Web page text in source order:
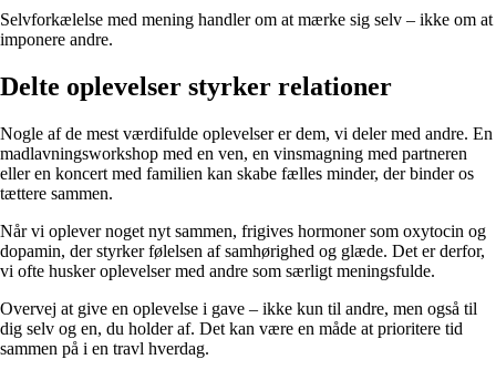
Selvforkælelse med mening handler om at mærke sig selv – ikke om at
imponere andre.
Delte oplevelser styrker relationer
Nogle af de mest værdifulde oplevelser er dem, vi deler med andre. En
madlavningsworkshop med en ven, en vinsmagning med partneren
eller en koncert med familien kan skabe fælles minder, der binder os
tættere sammen.
Når vi oplever noget nyt sammen, frigives hormoner som oxytocin og
dopamin, der styrker følelsen af samhørighed og glæde. Det er derfor,
vi ofte husker oplevelser med andre som særligt meningsfulde.
Overvej at give en oplevelse i gave – ikke kun til andre, men også til
dig selv og en, du holder af. Det kan være en måde at prioritere tid
sammen på i en travl hverdag.